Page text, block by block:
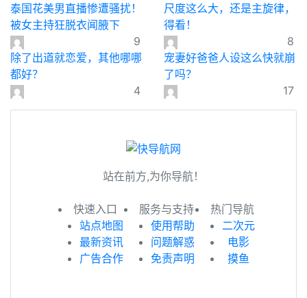
泰国花美男直播惨遭骚扰！
被女主持狂脱衣闻腋下
9
尺度这么大，还是主旋律，
得看！
8
除了出道就恋爱，其他哪哪
都好？
4
宠妻好爸爸人设这么快就崩
了吗？
17
站在前方,为你导航！
快速入口
站点地图
最新资讯
广告合作
服务与支持
使用帮助
问题解惑
免责声明
热门导航
二次元
电影
摸鱼